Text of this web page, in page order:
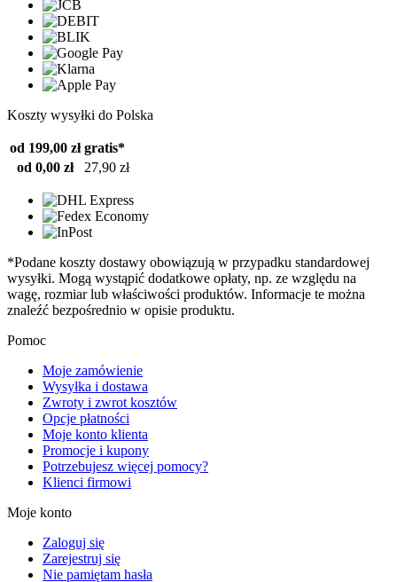
Koszty wysyłki do Polska
od 199,00 zł gratis*
od 0,00 zł
27,90 zł
*Podane koszty dostawy obowiązują w przypadku standardowej
wysyłki. Mogą wystąpić dodatkowe opłaty, np. ze względu na
wagę, rozmiar lub właściwości produktów. Informacje te można
znaleźć bezpośrednio w opisie produktu.
Pomoc
Moje zamówienie
Wysyłka i dostawa
Zwroty i zwrot kosztów
Opcje płatności
Moje konto klienta
Promocje i kupony
Potrzebujesz więcej pomocy?
Klienci firmowi
Moje konto
Zaloguj się
Zarejestruj się
Nie pamiętam hasła